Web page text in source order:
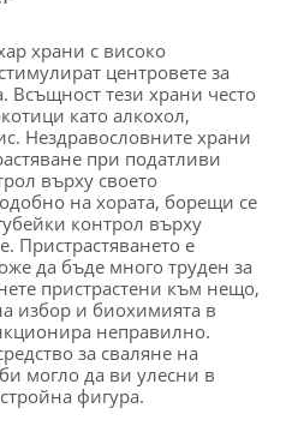
храни с високо
центровете за
Всъщност тези храни често
като алкохол,
Нездравословните храни
при податливи
върху своето
на хората, борещи се
контрол върху
Пристрастяването е
да бъде много труден за
пристрастени към нещо,
избор и биохимията в
неправилно.
за сваляне на
могло да ви улесни в
фигура.